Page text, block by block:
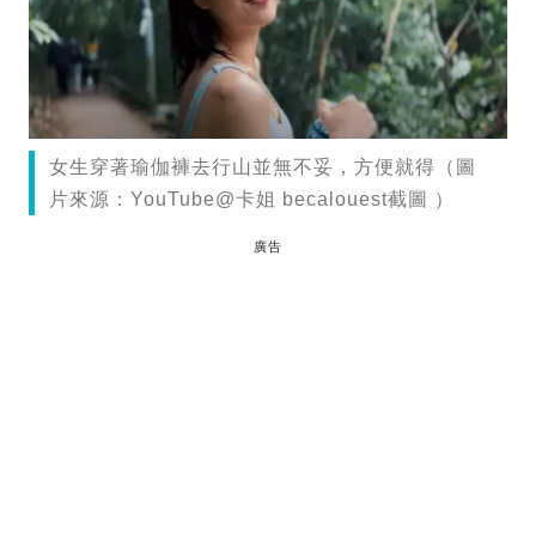
女生穿著瑜伽褲去行山並無不妥，方便就得（圖
片來源：YouTube@卡姐 becalouest截圖 ）
廣告